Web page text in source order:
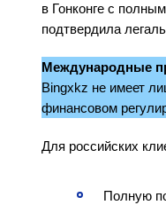
в Гонконге с
подтвердила
Международные
Bingxkz не имеет
финансовом
Для российских
Полную